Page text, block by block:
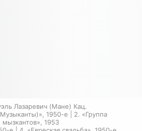
Лазаревич (Мане) Кац.
1950-е | 2. «Группа
мызкантов», 1953